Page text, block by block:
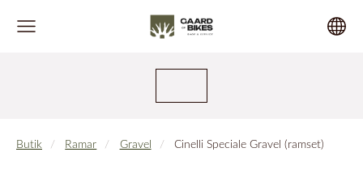
Butik Ramar Gravel Cinelli Speciale Gravel (ramset)